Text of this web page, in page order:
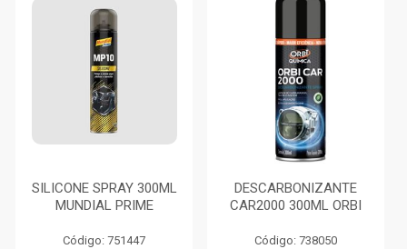
SILICONE SPRAY 300ML
MUNDIAL PRIME
Código: 751447
DESCARBONIZANTE
CAR2000 300ML ORBI
Código: 738050